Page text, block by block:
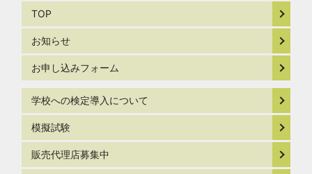
TOP
お知らせ
お申し込みフォーム
学校への検定導入について
模擬試験
販売代理店募集中